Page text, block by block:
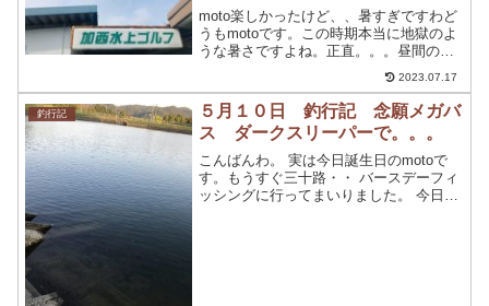
moto楽しかったけど、、暑すぎですわど
うもmotoです。この時期本当に地獄のよ
うな暑さですよね。正直。。。昼間の釣
りは危険度MAX！子供の頃は、この炎天
下の中でも一日中釣りをすることができ
ましたがもう年なんだなって実感しまし
たね。皆さん、...
2023.07.17
釣行記
５月１０日 釣行記 念願メガバ
ス ダークスリーパーで。。。
こんばんわ。 実は今日誕生日のmotoで
す。もうすぐ三十路・・ バースデーフィ
ッシングに行ってまいりました。 今日